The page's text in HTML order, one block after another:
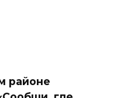
районе